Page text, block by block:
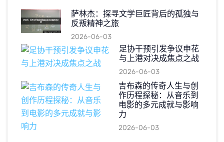
萨林杰：探寻文学巨匠背后的孤独与
反叛精神之旅
2026-06-03
足协干预引发争议申花
与上港对决成焦点之战
2026-06-03
吉布森的传奇人生与创
作历程探秘：从音乐到
电影的多元成就与影响
力
2026-06-03